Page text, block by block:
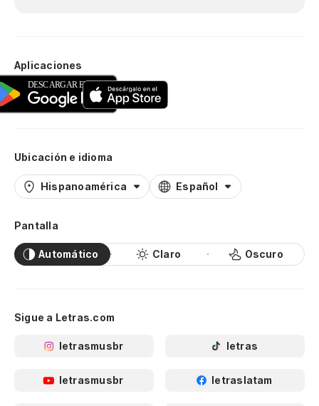
Aplicaciones
Ubicación e idioma
Hispanoamérica Español
Pantalla
Automático Claro Oscuro
Sigue a Letras.com
letrasmusbr letras
letrasmusbr letraslatam